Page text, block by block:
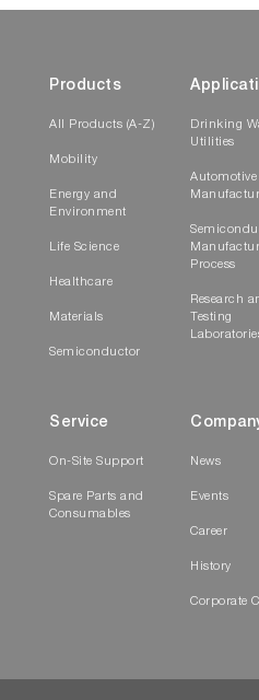
Products
All Products (A-Z)
Mobility
Energy and
Environment
Life Science
Healthcare
Materials
Semiconductor
Drinking
Utilities
Automotive
Process
Research
Testing
Service
On-Site Support
Spare Parts and
Consumables
News
Events
Career
History
Corporate